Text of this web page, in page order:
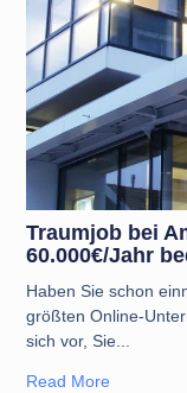
Traumjob bei
60.000€/Jahr
Haben Sie schon
größten Online-
sich vor, Sie
Read More